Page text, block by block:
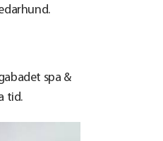
spa &
tid.